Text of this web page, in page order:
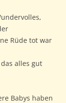
Rüde tot war
alles gut
Babys haben